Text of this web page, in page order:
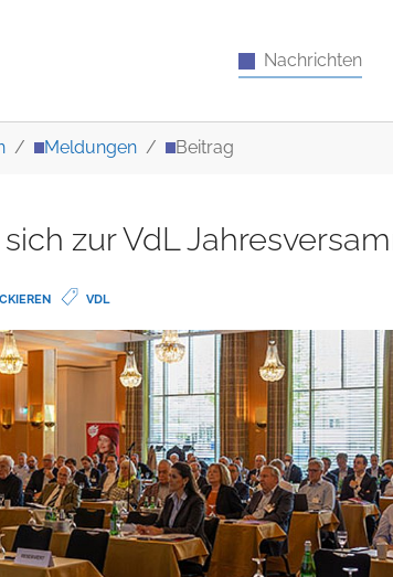
Nachrichten
Meldungen Beitrag
zur VdL
VDL